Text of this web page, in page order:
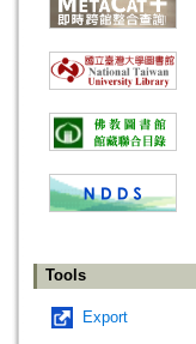
Tools
Export